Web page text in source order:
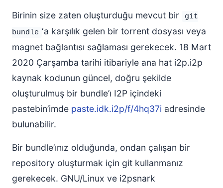
Birinin size zaten oluşturduğu mevcut bir
git
bundle ‘a karşılık gelen bir torrent dosyası veya
magnet bağlantısı sağlaması gerekecek. 18 Mart
2020 Çarşamba tarihi itibariyle ana hat i2p.i2p
kaynak kodunun güncel, doğru şekilde
oluşturulmuş bir bundle’ı I2P içindeki
pastebin’imde paste.idk.i2p/f/4hq37i adresinde
bulunabilir.
Bir bundle’ınız olduğunda, ondan çalışan bir
repository oluşturmak için git kullanmanız
gerekecek. GNU/Linux ve i2psnark